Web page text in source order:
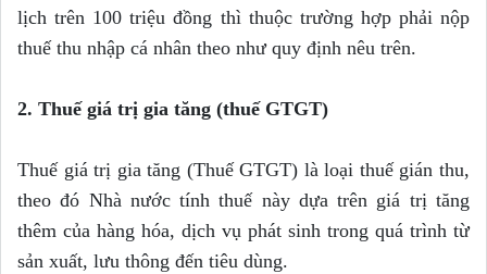
lịch trên 100 triệu đồng thì thuộc trường hợp phải nộp
thuế thu nhập cá nhân theo như quy định nêu trên.
2. Thuế giá trị gia tăng (thuế GTGT)
Thuế giá trị gia tăng (Thuế GTGT) là loại thuế gián thu,
theo đó Nhà nước tính thuế này dựa trên giá trị tăng
thêm của hàng hóa, dịch vụ phát sinh trong quá trình từ
sản xuất, lưu thông đến tiêu dùng.